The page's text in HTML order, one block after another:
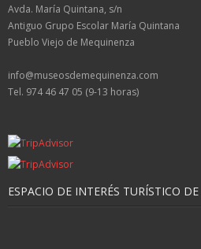
Avda. María Quintana, s/n
Antiguo Grupo Escolar María Quintana
Pueblo Viejo de Mequinenza
info@museosdemequinenza.com
Tel. 974 46 47 05 (9-13 horas)
ESPACIO DE INTERÉS TURÍSTICO